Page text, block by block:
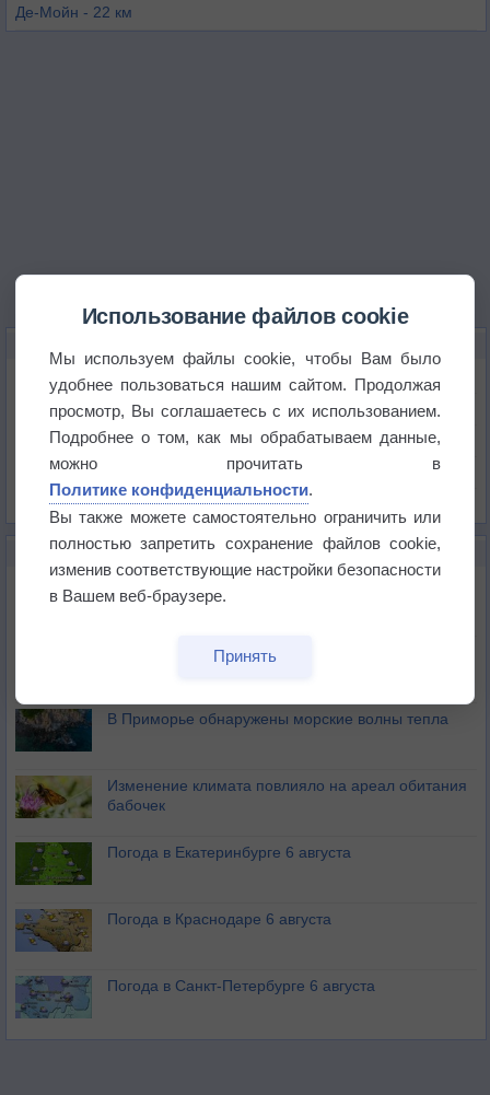
Де-Мойн - 22 км
Температура
Давление
Осадки
Облачность
Список всех карт
НОВОЕ О ПОГОДЕ
Приложение построит маршрут через тень
Атмосфера начала замерзать
В Приморье обнаружены морские волны тепла
Изменение климата повлияло на ареал обитания
бабочек
Погода в Екатеринбурге 6 августа
Погода в Краснодаре 6 августа
Погода в Санкт-Петербурге 6 августа
Использование файлов cookie
Мы используем файлы cookie, чтобы Вам было
удобнее пользоваться нашим сайтом. Продолжая
просмотр, Вы соглашаетесь с их использованием.
Подробнее о том, как мы обрабатываем данные,
можно прочитать в
Политике конфиденциальности.
Вы также можете самостоятельно ограничить или
полностью запретить сохранение файлов cookie,
изменив соответствующие настройки безопасности
в Вашем веб-браузере.
Принять